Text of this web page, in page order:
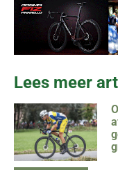
Lees meer